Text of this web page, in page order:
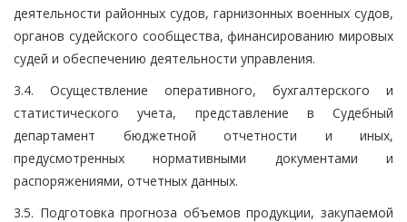
деятельности районных судов, гарнизонных военных судов,
органов судейского сообщества, финансированию мировых
судей и обеспечению деятельности управления.
3.4. Осуществление оперативного, бухгалтерского и
статистического учета, представление в Судебный
департамент бюджетной отчетности и иных,
предусмотренных нормативными документами и
распоряжениями, отчетных данных.
3.5. Подготовка прогноза объемов продукции, закупаемой